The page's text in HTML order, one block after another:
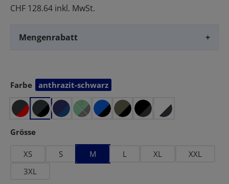
CHF 128.64 inkl. MwSt.
Mengenrabatt +
Farbe
auswählenanthrazit-schwarz
-
s
c
w
Grösse
XS S M L XL
XXL
3XL